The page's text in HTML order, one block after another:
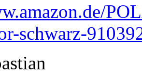
schwarz-